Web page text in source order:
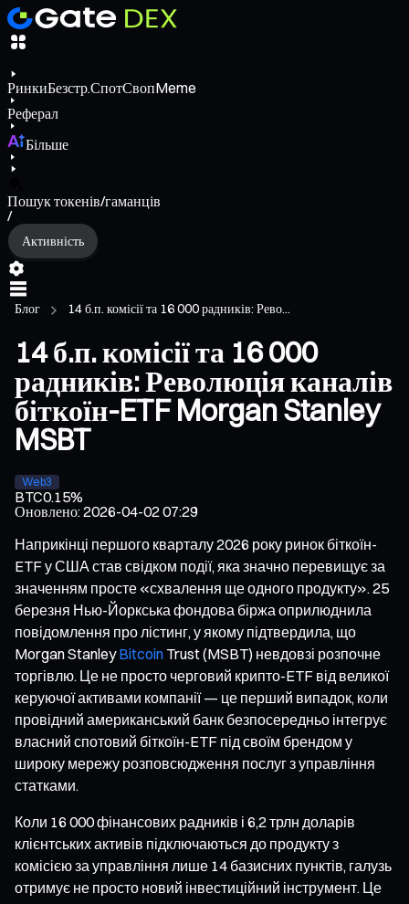
РинкиБезстр.СпотСвопMeme
Реферал
Більше
Пошук токенів/гаманців
/
Активність
Блог 14 б.п. комісії та 16 000 радників: Рево...
14 б.п. комісії та 16 000
радників: Революція каналів
біткоїн-ETF Morgan Stanley
MSBT
Web3
BTC0.15%
Оновлено:2026-04-02 07:29
Наприкінці першого кварталу 2026 року ринок біткоїн-
ETF у США став свідком події, яка значно перевищує за
значенням просте «схвалення ще одного продукту». 25
березня Нью-Йоркська фондова біржа оприлюднила
повідомлення про лістинг, у якому підтвердила, що
Morgan StanleyBitcoin Trust (MSBT) невдовзі розпочне
торгівлю. Це не просто черговий крипто-ETF від великої
керуючої активами компанії — це перший випадок, коли
провідний американський банк безпосередньо інтегрує
власний спотовий біткоїн-ETF під своїм брендом у
широку мережу розповсюдження послуг з управління
статками.
Коли 16 000 фінансових радників і 6,2 трлн доларів
клієнтських активів підключаються до продукту з
комісією за управління лише 14 базисних пунктів, галузь
отримує не просто новий інвестиційний інструмент. Це